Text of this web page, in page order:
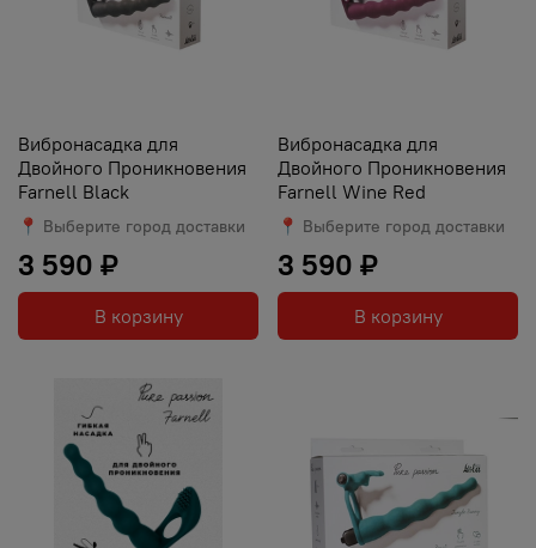
Вибронасадка для
Двойного Проникновения
Farnell Black
📍 Выберите город доставки
3 590 ₽
В корзину
Вибронасадка для
Двойного Проникновения
Farnell Wine Red
📍 Выберите город доставки
3 590 ₽
В корзину